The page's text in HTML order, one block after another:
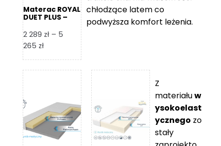
Materac ROYAL
DUET PLUS –
2 289 zł – 5
265 złZakres
od
do
5
265 zł
chłodzące latem co
podwyższa komfort leżenia.
Z
materiałuw
ysokoelast
ycznego zo
stały